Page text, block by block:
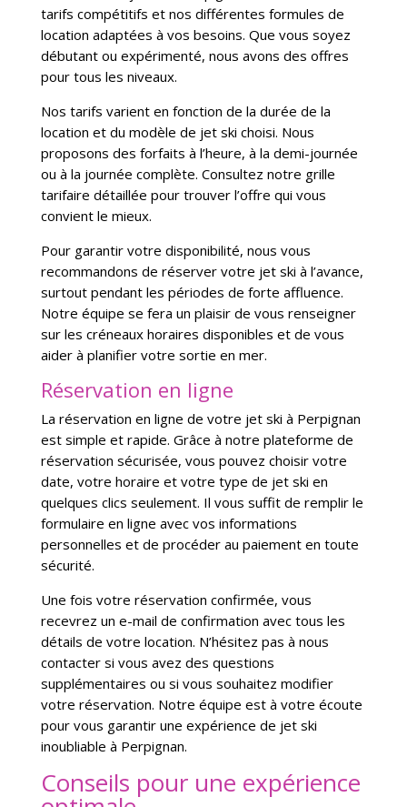
tarifs compétitifs et nos différentes formules de
location adaptées à vos besoins. Que vous soyez
débutant ou expérimenté, nous avons des offres
pour tous les niveaux.
Nos tarifs varient en fonction de la durée de la
location et du modèle de jet ski choisi. Nous
proposons des forfaits à l’heure, à la demi-journée
ou à la journée complète. Consultez notre grille
tarifaire détaillée pour trouver l’offre qui vous
convient le mieux.
Pour garantir votre disponibilité, nous vous
recommandons de réserver votre jet ski à l’avance,
surtout pendant les périodes de forte affluence.
Notre équipe se fera un plaisir de vous renseigner
sur les créneaux horaires disponibles et de vous
aider à planifier votre sortie en mer.
Réservation en ligne
La réservation en ligne de votre jet ski à Perpignan
est simple et rapide. Grâce à notre plateforme de
réservation sécurisée, vous pouvez choisir votre
date, votre horaire et votre type de jet ski en
quelques clics seulement. Il vous suffit de remplir le
formulaire en ligne avec vos informations
personnelles et de procéder au paiement en toute
sécurité.
Une fois votre réservation confirmée, vous
recevrez un e-mail de confirmation avec tous les
détails de votre location. N’hésitez pas à nous
contacter si vous avez des questions
supplémentaires ou si vous souhaitez modifier
votre réservation. Notre équipe est à votre écoute
pour vous garantir une expérience de jet ski
inoubliable à Perpignan.
Conseils pour une expérience